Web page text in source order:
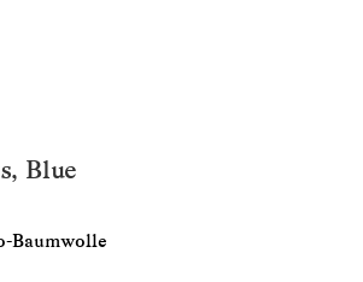
Blue
Baumwolle